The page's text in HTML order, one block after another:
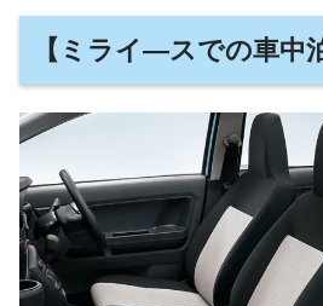
【ミライ―スでの車中